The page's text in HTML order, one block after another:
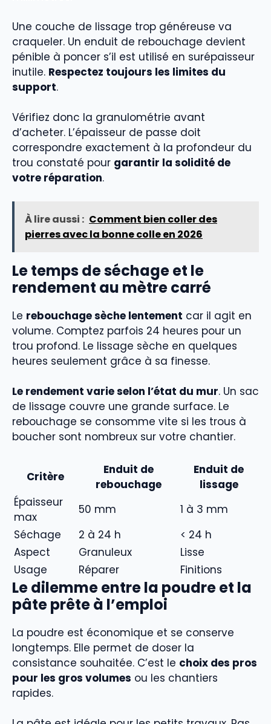
Une couche de lissage trop généreuse va
craqueler. Un enduit de rebouchage devient
pénible à poncer s’il est utilisé en surépaisseur
inutile. Respectez toujours les limites du
support.
Vérifiez donc la granulométrie avant
d’acheter. L’épaisseur de passe doit
correspondre exactement à la profondeur du
trou constaté pour garantir la solidité de
votre réparation.
À lire aussi : Comment bien coller des
pierres avec la bonne colle en 2026
Le temps de séchage et le
rendement au mètre carré
Le rebouchage sèche lentement car il agit en
volume. Comptez parfois 24 heures pour un
trou profond. Le lissage sèche en quelques
heures seulement grâce à sa finesse.
Le rendement varie selon l’état du mur. Un sac
de lissage couvre une grande surface. Le
rebouchage se consomme vite si les trous à
boucher sont nombreux sur votre chantier.
Critère
Enduit de
rebouchage
Enduit de
lissage
Épaisseur
max
50 mm
1 à 3 mm
Séchage
2 à 24 h
< 24 h
Aspect
Granuleux
Lisse
Usage
Réparer Finitions
Le dilemme entre la poudre et la
pâte prête à l’emploi
La poudre est économique et se conserve
longtemps. Elle permet de doser la
consistance souhaitée. C’est le choix des pros
pour les gros volumes ou les chantiers
rapides.